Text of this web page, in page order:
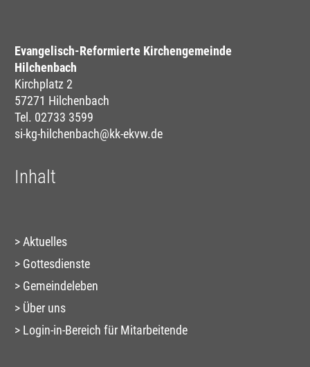
Evangelisch-Reformierte Kirchengemeinde
Hilchenbach
Kirchplatz 2
57271 Hilchenbach
Tel. 02733 3599
si-kg-hilchenbach@kk-ekvw.de
Inhalt
Aktuelles
Gottesdienste
Gemeindeleben
Über uns
Login-in-Bereich für Mitarbeitende